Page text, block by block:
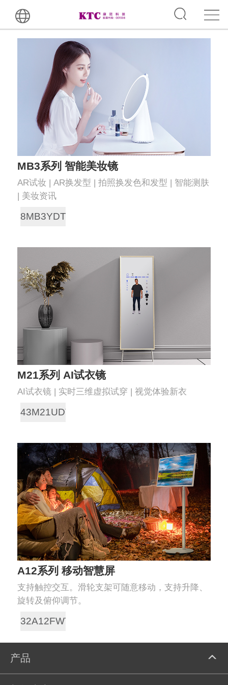
MB3系列 智能美妆镜
AR试妆 | AR换发型 | 拍照换发色和发型 | 智能测肤
| 美妆资讯
8MB3YDT
M21系列 AI试衣镜
AI试衣镜 | 实时三维虚拟试穿 | 视觉体验新衣
43M21UDT
A12系列 移动智慧屏
支持触控交互。滑轮支架可随意移动，支持升降、
旋转及俯仰调节。
32A12FWT
产品